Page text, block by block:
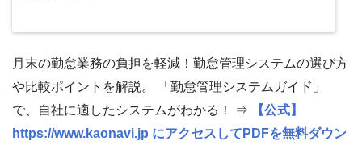
月末の勤怠業務の負担を軽減！勤怠管理システムの選び方
や比較ポイントを解説。 「勤怠管理システムガイド」
で、自社に適したシステムがわかる！ ⇒
【公式】
https://www.kaonavi.jp にアクセスしてPDFを無料ダウン